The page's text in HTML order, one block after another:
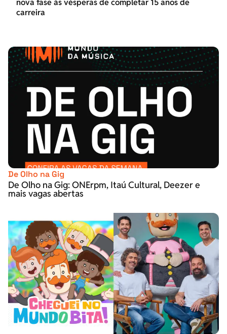
nova fase às vésperas de completar 15 anos de
carreira
De Olho na Gig
De Olho na Gig: ONErpm, Itaú Cultural, Deezer e
mais vagas abertas